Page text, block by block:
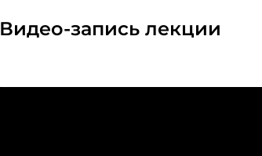
Видео-запись лекции